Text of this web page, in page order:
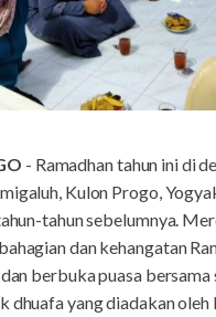
- Ramadhan tahun ini di
Kulon Progo,
tahun sebelumnya.
dan kehangatan
berbuka puasa
dhuafa yang diadakan oleh